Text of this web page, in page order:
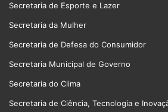
Secretaria de Esporte e Lazer
Secretaria da Mulher
Secretaria de Defesa do Consumidor
Secretaria Municipal de Governo
Secretaria do Clima
Secretaria de Ciência, Tecnologia e